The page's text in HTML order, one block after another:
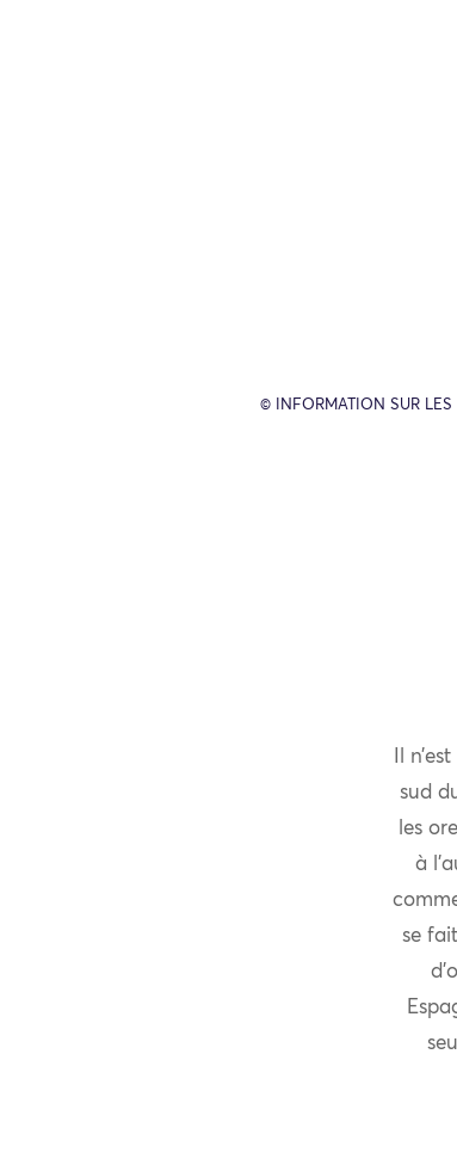
© INFORMATION SUR LES
Il
sud
les
à
se